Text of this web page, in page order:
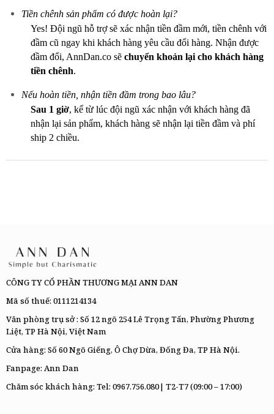
Tiền chênh sản phẩm có được hoàn lại?
Yes! Đội ngũ hỗ trợ sẽ xác nhận tiền đầm mới, tiền chênh với
đầm cũ ngay khi khách hàng yêu cầu đổi hàng. Nhận được
đầm đổi, AnnDan.co sẽ chuyển khoản lại cho khách hàng
tiền chênh.
Nếu hoàn tiền, nhận tiền đầm trong bao lâu?
Sau 1 giờ, kể từ lúc đội ngũ xác nhận với khách hàng đã
nhận lại sản phẩm, khách hàng sẽ nhận lại tiền đầm và phí
ship 2 chiều.
CÔNG TY CỔ PHẦN THƯƠNG MẠI ANN DAN
Mã số thuế: 0111214134
Văn phòng trụ sở : Số 12 ngõ 254 Lê Trọng Tấn, Phường Phương
Liệt, TP Hà Nội, Việt Nam
Cửa hàng: Số 60 Ngõ Giếng, Ô Chợ Dừa, Đống Đa, TP Hà Nội.
Fanpage: Ann Dan
Chăm sóc khách hàng: Tel: 0967.756.080| T2-T7 (09:00 – 17:00)